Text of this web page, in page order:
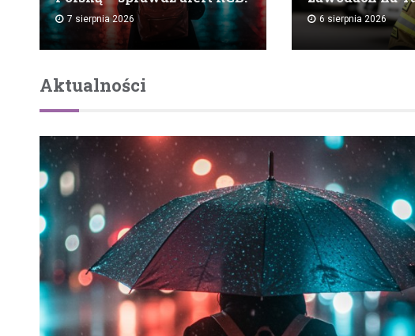
7 sierpnia 2026 6 sierpnia 2026
Aktualności